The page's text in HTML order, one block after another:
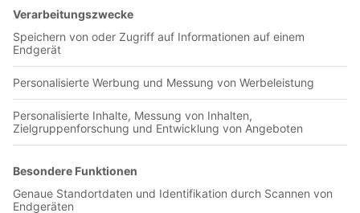
Unsere App ist in den offiziellen Stores verfügbar!
Jetzt herunterladen